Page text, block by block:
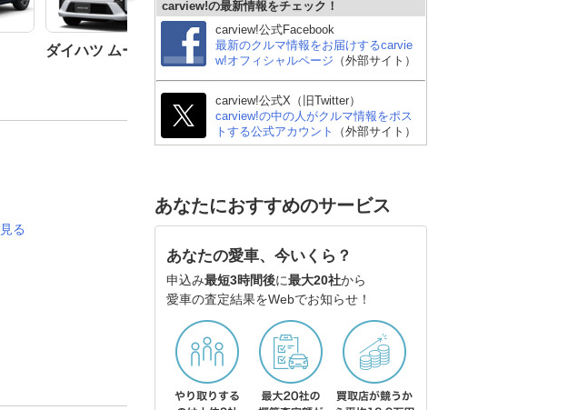
ダイハツ ムーヴ スズキ アルト スズキ スイフト
る
carview!の最新情報をチェック！
carview!公式Facebook
最新のクルマ情報をお届けするcarvie
w!オフィシャルページ （外部サイト）
carview!公式X（旧Twitter）
carview!の中の人がクルマ情報をポス
トする公式アカウント
（外部サイト）
あなたにおすすめのサービス
あなたの愛車、今いくら？
申込み最短3時間後に最大20社から
愛車の査定結果をWebでお知らせ！